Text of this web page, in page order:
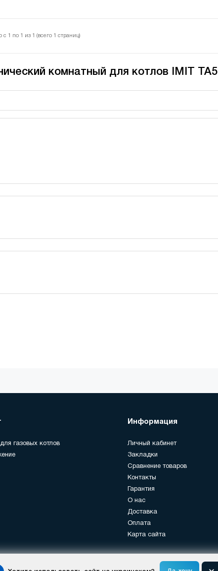
с 1 по 1 из 1 (всего 1 страниц)
комнатный для котлов IMIT TA5
газовых котлов
Информация
Личный кабинет
Закладки
Сравнение товаров
Контакты
Гарантия
О нас
Доставка
Оплата
Карта сайта